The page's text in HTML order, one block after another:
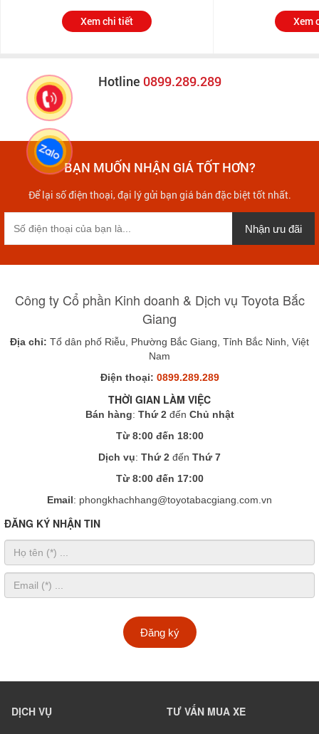
Xem chi tiết Xem
Hotline 0899.289.289
BẠN MUỐN NHẬN GIÁ TỐT HƠN?
Để lại số điện thoại, đại lý gửi bạn giá bán đặc biệt tốt nhất.
Nhận ưu đãi
Công ty Cổ phần Kinh doanh & Dịch vụ Toyota Bắc
Giang
Địa chỉ: Tổ dân phố Riễu, Phường Bắc Giang, Tỉnh Bắc Ninh, Việt
Nam
Điện thoại: 0899.289.289
THỜI GIAN LÀM VIỆC
Bán hàng: Thứ 2đến Chủ nhật
Từ 8:00 đến 18:00
Dịch vụ: Thứ 2 đến Thứ 7
Từ 8:00 đến 17:00
Email: phongkhachhang@toyotabacgiang.com.vn
ĐĂNG KÝ NHẬN TIN
Đăng ký
DỊCH VỤ TƯ VẤN MUA XE